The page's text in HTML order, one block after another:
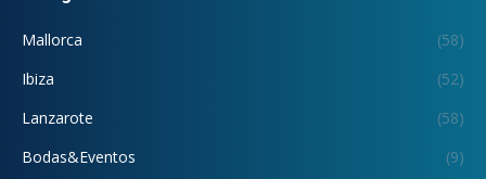
Mallorca
(58)
Ibiza
(52)
Lanzarote
(58)
Bodas&Eventos
(9)